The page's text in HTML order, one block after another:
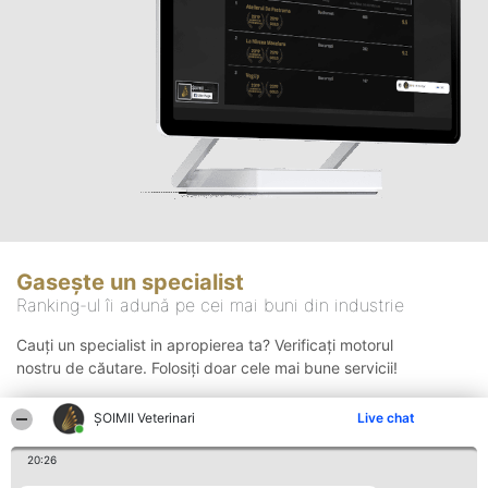
ȘOIMII Veterinari Live chat
20:26
Gasește un specialist
Ranking-ul îi adună pe cei mai buni din industrie
Cauți un specialist in apropierea ta? Verificați motorul
nostru de căutare. Folosiți doar cele mai bune servicii!